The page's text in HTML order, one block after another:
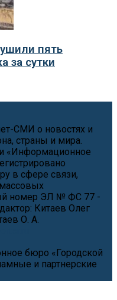
пять
за сутки
СМИ о новостях и
страны и мира.
«Информационное
в сфере связи,
номер ЭЛ № ФС 77 -
Китаев Олег
О. А.
бюро «Городской
и партнерские